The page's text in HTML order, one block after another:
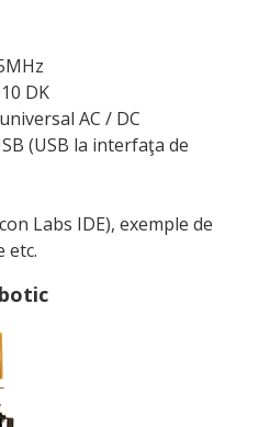
DK
AC / DC
(USB la interfaţa de
Labs IDE), exemple de
etc.